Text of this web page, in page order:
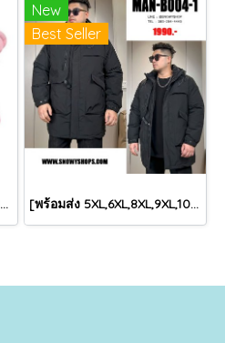
[พร้อมส่ง] [KID-G601-1] ถุงมือกันหนาวเด็กสีชมพูอ่อน ซับขนด้านใน ใส่กันหนาวเล่นหิมะได้ (เหมาะสำหรับเด็ก 3-5ขวบ)
New
Best Seller
[พร้อมส่ง 5XL,6XL,8XL,9XL,10XL] [Man-B004-1] Down Jackets BigSize เสื้อโค้ทขนเป็ดกันหนาวสีดำชายไซด์ใหญ่ มีหมวกฮู้ด ซิปด้านหน้า กันน้ำ ใส่กันหนาวติดลบได้อย่างดี